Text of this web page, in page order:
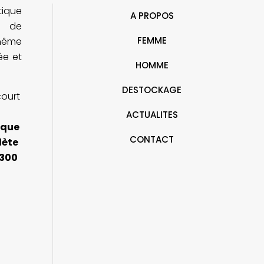
de j'ai dit oui sauf la robe
de
et
A PROPOS
FEMME
HOMME
DESTOCKAGE
ACTUALITES
CONTACT